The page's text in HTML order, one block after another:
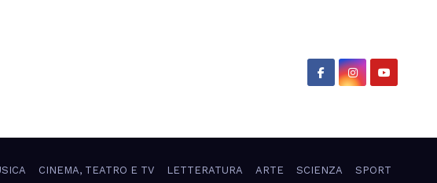
CINEMA, TEATRO E TV LETTERATURA ARTE SCIENZA SPORT